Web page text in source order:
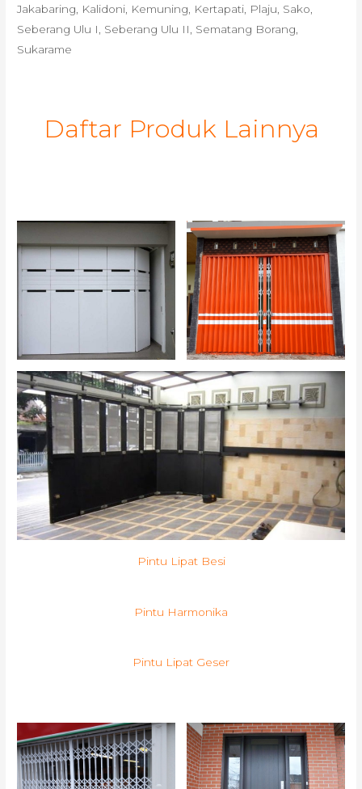
Jakabaring, Kalidoni, Kemuning, Kertapati, Plaju, Sako,
Seberang Ulu I, Seberang Ulu II, Sematang Borang,
Sukarame
Daftar Produk Lainnya
Pintu Lipat Besi
Pintu Harmonika
Pintu Lipat Geser